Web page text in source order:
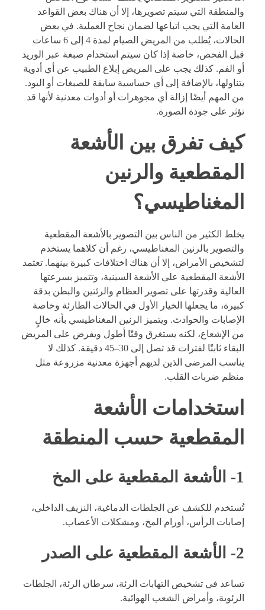
والمنطقة التي سيتم تصويرها، إلا أن هناك بعض القواعد
العامة ا لتي يجب اتباعها لضمان نجاح العملية. في بعض
الحالات، يُطلب من المريض الصيام لمدة 4 إلى 6 ساعات
قبل الفحص، خاصة إذا كان سيتم استخدام صبغة عبر الوريد
أو الفم. كذلك يجب على المريض إبلاغ الطبيب عن أي أدوية
يتناولها، بالإضافة إلى أي حساسية سابقة للصبغات أو اليود.
من المهم أيضًا إزالة أي مجوهرات أو أدوات معدنية لأنها قد
تؤثر على جودة الصورة.
كيف تفرق بين الأشعة
المقطعية والرنين
المغناطيسي؟
يخلط الكثير من الناس بين التصوير بالأشعة المقطعية
والتصوير بالرنين المغناطيسي، رغم أن كلاهما يستخدم
لتشخيص الأمراض، إلا أن هناك اختلافات كبيرة بينهما. تعتمد
الأشعة المقطعية على الأشعة السينية، وتتميز بسرعتها
العالية وقدرتها على تصوير العظام والرئتين والبطن بدقة
كبيرة، ما يجعلها الخيار الأول في الحالات الطارئة وخاصة
الإصابات والحوادث. ويتميز الرنين المغناطيسي بأنه خالٍ
من الإشعاع، لكنه يستغرق وقتًا أطول ويفرض على المريض
البقاء ثابتًا لفترات قد تصل إلى 30–45 دقيقة. كذلك لا
يناسب المرضى الذين لديهم أجهزة معدنية مزروعة مثل
منظم ضربات القلب.
استخدامات الأشعة
المقطعية حسب المنطقة
1- الأشعة المقطعية على المخ
تُستخدم للكشف عن الجلطات الدماغية، النزيف الداخلي،
إصابات الرأس، أورام المخ، ومشكلات الأعصاب.
2- الأشعة المقطعية على الصدر
تساعد في تشخيص التهابات الرئة، سرطان الرئة، الجلطات
الرئوية، وأمراض الشعب الهوائية.